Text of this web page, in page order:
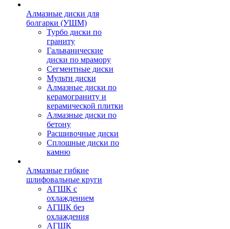
Алмазные диски для
болгарки (УШМ)
Турбо диски по
граниту
Гальванические
диски по мрамору
Сегментные диски
Мульти диски
Алмазные диски по
керамограниту и
керамической плитки
Алмазные диски по
бетону
Расшивочные диски
Сплошные диски по
камню
Алмазные гибкие
шлифовальные круги
АГШК с
охлаждением
АГШК без
охлаждения
АГШК